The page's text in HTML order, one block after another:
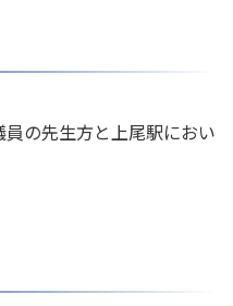
の先生方と上尾駅におい